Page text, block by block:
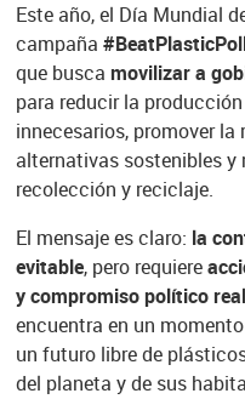
Este año, el Día Mundial
campaña
que busca movilizar a
para reducir la
innecesarios, promover
alternativas sostenibles y
recolección y reciclaje.
El mensaje es claro: la
evitable, pero requiere
y compromiso político real
encuentra en un
un futuro libre de
del planeta y de sus